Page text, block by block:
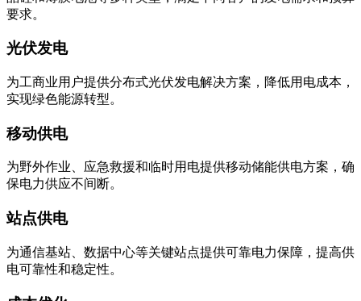
为工商业用户提供分布式光伏发电解决方案，降低用电成本，
实现绿色能源转型。
为野外作业、应急救援和临时用电提供移动储能供电方案，确
保电力供应不间断。
为通信基站、数据中心等关键站点提供可靠电力保障，提高供
电可靠性和稳定性。
成本优化